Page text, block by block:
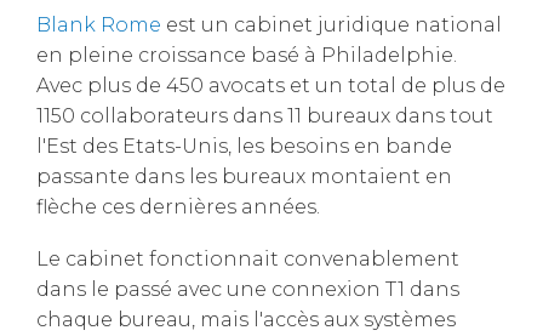
Blank Rome est un cabinet juridique national
en pleine croissance basé à Philadelphie.
Avec plus de 450 avocats et un total de plus de
1150 collaborateurs dans 11 bureaux dans tout
l'Est des Etats-Unis, les besoins en bande
passante dans les bureaux montaient en
flèche ces dernières années.
Le cabinet fonctionnait convenablement
dans le passé avec une connexion T1 dans
chaque bureau, mais l'accès aux systèmes